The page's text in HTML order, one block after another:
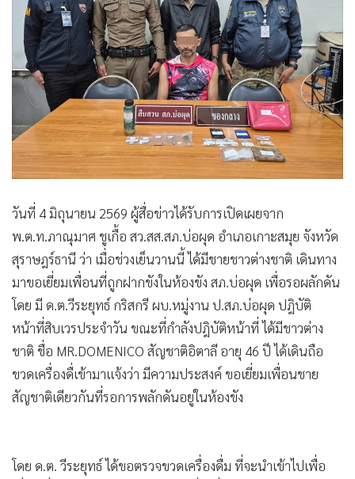
SMEs
หุ้น
อินโดจีน
• กองทุนรวม
Celeb Online
• Factcheck
• ญี่ปุ่น
• News1
•
Gotomanager
วันที่ 4 มิถุนายน 2569 ผู้สื่อข่าวได้รับการเปิดเผยจาก
พ.ต.ท.ภาณุมาศ ชูเกื้อ สว.สส.สภ.บ่อผุด อำเภอเกาะสมุย จังหวัด
สุราษฎร์ธานี ว่า เมื่อช่วงเย็นวานนี้ ได้มีชายชาวต่างชาติ เดินทาง
มาขอเยี่ยมเพื่อนที่ถูกฝากขังในห้องขัง สภ.บ่อผุด เพื่อรอผลักดัน
โดย มี ด.ต.วีระยุทธ์ กริสกรี ผบ.หมู่งาน ป.สภ.บ่อผุด ปฎิบัติ
หน้าที่สิบเวรประจำวัน ขณะที่กำลังปฎิบัติหน้าที่ ได้มีชาวต่าง
ชาติ ชื่อ MR.DOMENICO สัญชาติอิตาลี อายุ 46 ปี ได้เดินถือ
ขวดเครื่องดื่เข้ามาแจ้งว่า มีความประสงค์ ขอเยี่ยมเพื่อนชาย
สัญชาติเดียวกันที่รอการพลักดันอยู่ในห้องขัง
โดย ด.ต. วีระยุทธ์ ได้ขอตรวจขวดเครื่องดื่ม ที่จะนำเข้าไปเพื่อ